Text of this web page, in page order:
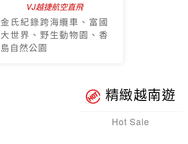
VJ越捷航空直飛
金氏紀錄跨海纜車、富國
大世界、野生動物園、香
島自然公園
精緻越南遊
Hot Sale